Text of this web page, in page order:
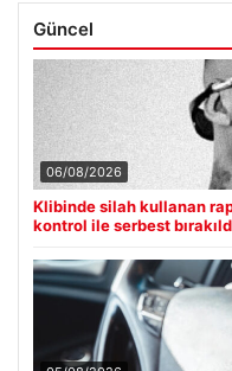
Güncel
06/08/2026
Klibinde silah kullanan
kontrol ile serbest